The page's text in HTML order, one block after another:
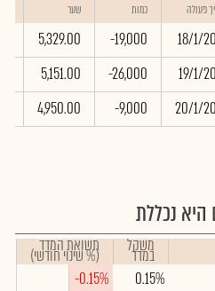
פעולה כמות שער
18/1/
-19,000
5,329.00
19/1/
-26,000
5,151.00
20/1/
-9,000
4,950.00
נכללת
משקל
במדד תשואת המדד
(% שינוי חודשי)
0.15%
-0.15%